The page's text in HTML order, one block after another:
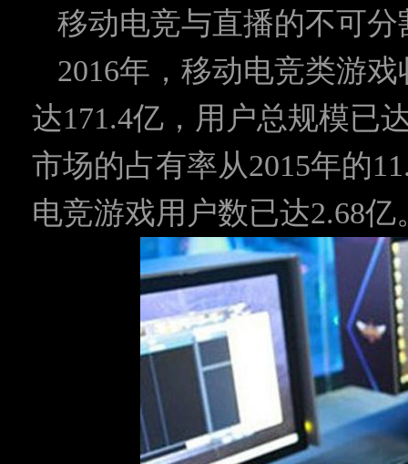
移动电竞与直播的不可分
2016年，移动电竞类游
达171.4亿，用户总规模已
市场的占有率从2015年的
电竞游戏用户数已达2.68亿